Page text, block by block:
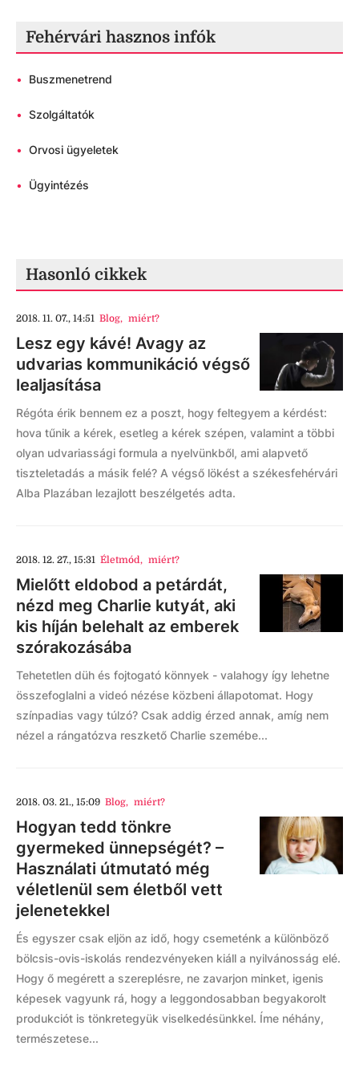
Fehérvári hasznos infók
• Buszmenetrend
• Szolgáltatók
• Orvosi ügyeletek
• Ügyintézés
Hasonló cikkek
2018. 11. 07., 14:51 Blog, miért?
Lesz egy kávé! Avagy az
udvarias kommunikáció végső
lealjasítása
Régóta érik bennem ez a poszt, hogy feltegyem a kérdést:
hova tűnik a kérek, esetleg a kérek szépen, valamint a többi
olyan udvariassági formula a nyelvünkből, ami alapvető
tiszteletadás a másik felé? A végső lökést a székesfehérvári
Alba Plazában lezajlott beszélgetés adta.
2018. 12. 27., 15:31 Életmód, miért?
Mielőtt eldobod a petárdát,
nézd meg Charlie kutyát, aki
kis híján belehalt az emberek
szórakozásába
Tehetetlen düh és fojtogató könnyek - valahogy így lehetne
összefoglalni a videó nézése közbeni állapotomat. Hogy
színpadias vagy túlzó? Csak addig érzed annak, amíg nem
nézel a rángatózva reszkető Charlie szemébe...
2018. 03. 21., 15:09 Blog, miért?
Hogyan tedd tönkre
gyermeked ünnepségét? –
Használati útmutató még
véletlenül sem életből vett
jelenetekkel
És egyszer csak eljön az idő, hogy csemeténk a különböző
bölcsis-ovis-iskolás rendezvényeken kiáll a nyilvánosság elé.
Hogy ő megérett a szereplésre, ne zavarjon minket, igenis
képesek vagyunk rá, hogy a leggondosabban begyakorolt
produkciót is tönkretegyük viselkedésünkkel. Íme néhány,
természetese...